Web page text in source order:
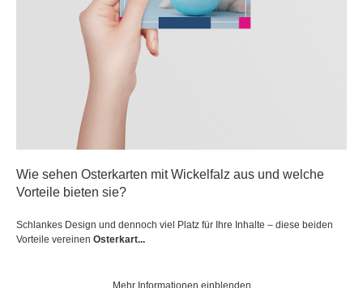
Wie sehen Osterkarten mit Wickelfalz aus und welche
Vorteile bieten sie?
Schlankes Design und dennoch viel Platz für Ihre Inhalte – diese beiden
Vorteile vereinen Osterkart...
Mehr Informationen einblenden